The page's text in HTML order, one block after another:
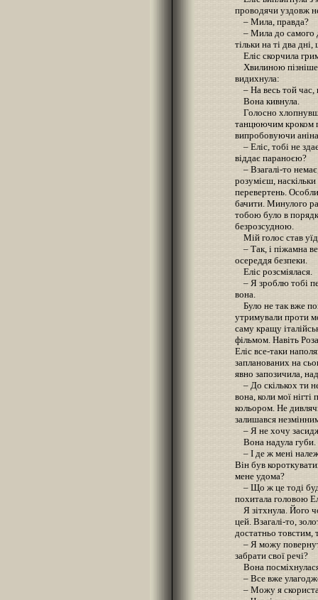
проводячи уздовж
– Мила, правда?
– Мила до самого
тільки на ті два
Еліс скорчила
Хвилиною пізніше
видихнула:
– На весь той час,
Вона кивнула.
Голосно
танцюючим кроком
випробовуючи
– Еліс, тобі не
віддає параноєю?
– Взагалі-то
розумієш,
перевертень.
бачити. Минулого
тобою було в
безрозсудною.
Мій голос став
– Так, і піжамна
осереддя безпеки.
Еліс розсміялася.
– Я зроблю тобі
вона.
Було не так вже
утримували проти
саму кращу
фільмом. Навіть
Еліс все-таки
запланованих на
явно запозичила,
– До скількох ти
вона, коли мої
кольором. Не
залишався
– Я не хочу
Вона надула губи.
– І де ж мені
Він був
мене удома?
– Що ж це тоді
похитала головою
Я зітхнула. Його
цей. Взагалі-то,
достатньо товстим,
– Я можу
забрати свої речі?
Вона
– Все вже
– Можу я